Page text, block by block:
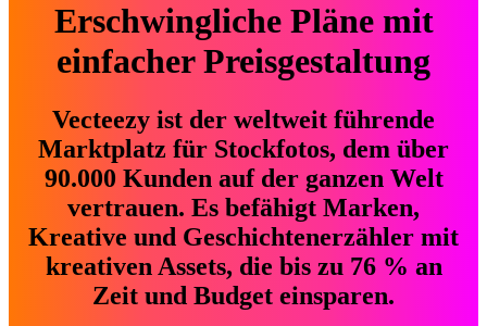
Erschwingliche Pläne mit
einfacher Preisgestaltung
Vecteezy ist der weltweit führende
Marktplatz für Stockfotos, dem über
90.000 Kunden auf der ganzen Welt
vertrauen. Es befähigt Marken,
Kreative und Geschichtenerzähler mit
kreativen Assets, die bis zu 76 % an
Zeit und Budget einsparen.